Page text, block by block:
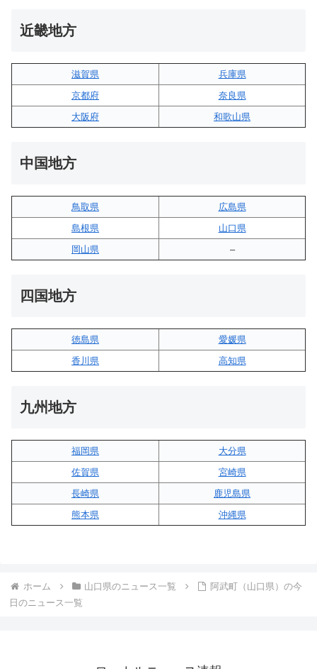
近畿地方
滋賀県
兵庫県
京都府
奈良県
大阪府
和歌山県
中国地方
鳥取県
広島県
島根県
山口県
岡山県
–
四国地方
徳島県
愛媛県
香川県
高知県
九州地方
福岡県
大分県
佐賀県
宮崎県
長崎県
鹿児島県
熊本県
沖縄県
ホーム 山口県のニュース一覧
阿武町（山口県）の今
日のニュース一覧